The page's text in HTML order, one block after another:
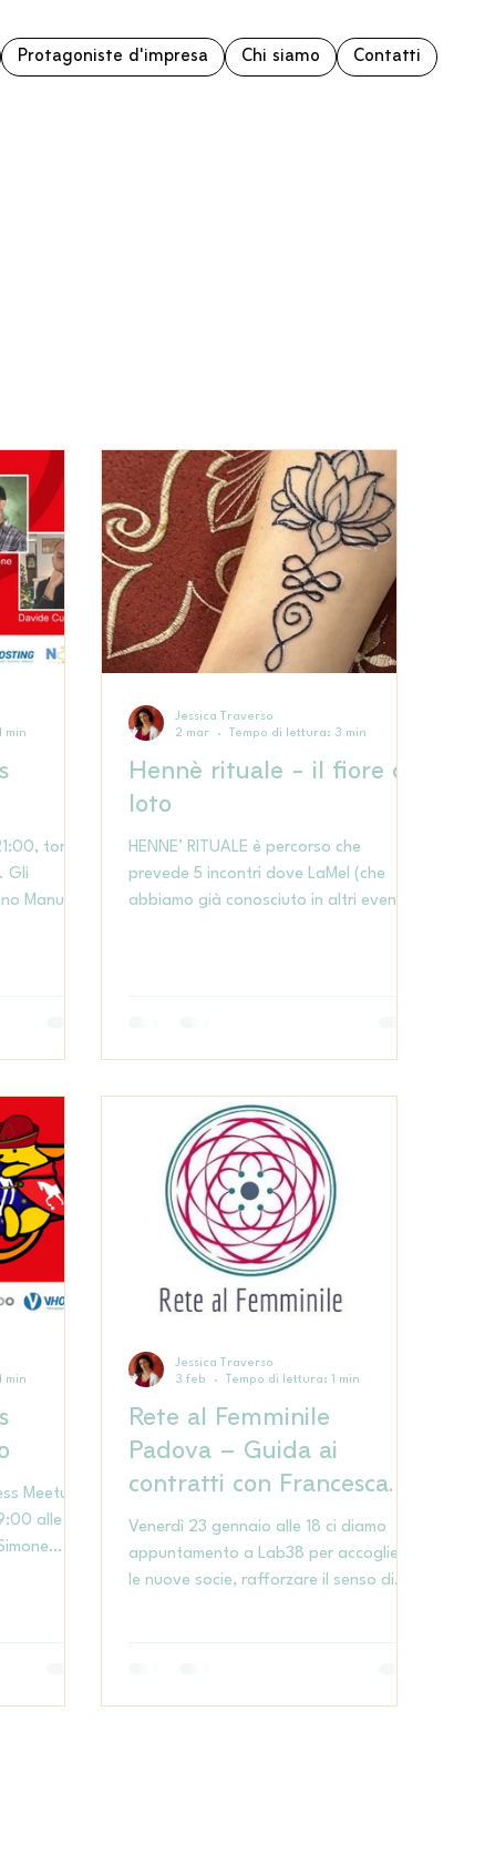
Protagoniste d'impresa Chi siamo Contatti
torna
Manuel
min
Hennè rituale - il fiore di
loto
HENNE’ RITUALE è percorso che
prevede 5 incontri dove LaMel (che
abbiamo già conosciuto in altri eventi e
Jessica Traverso
2 mar
Tempo di lettura: 3 min
Meetup!
alle
min
Rete al Femminile
Padova – Guida ai
contratti con Francesca
Varotto
Venerdì 23 gennaio alle 18 ci diamo
appuntamento a Lab38 per accogliere
le nuove socie, rafforzare il senso di
Jessica Traverso
3 feb
Tempo di lettura: 1 min